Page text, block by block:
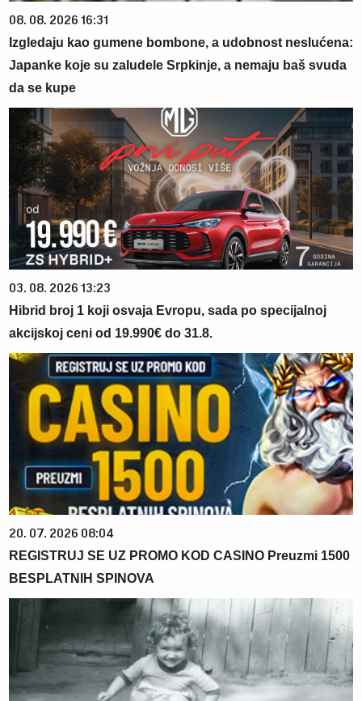
08. 08. 2026 16:31
Izgledaju kao gumene bombone, a udobnost neslućena:
Japanke koje su zaludele Srpkinje, a nemaju baš svuda
da se kupe
03. 08. 2026 13:23
Hibrid broj 1 koji osvaja Evropu, sada po specijalnoj
akcijskoj ceni od 19.990€ do 31.8.
20. 07. 2026 08:04
REGISTRUJ SE UZ PROMO KOD CASINO Preuzmi 1500
BESPLATNIH SPINOVA